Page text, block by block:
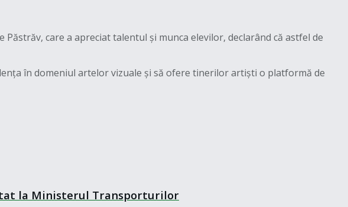
care a apreciat talentul și munca elevilor, declarând că astfel de
în domeniul artelor vizuale și să ofere tinerilor artiști o platformă de
la Ministerul Transporturilor